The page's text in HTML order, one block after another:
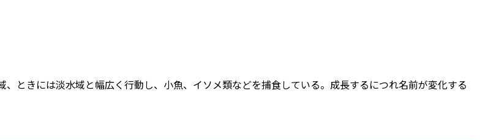
ときには淡水域と幅広く行動し、小魚、イソメ類などを捕食している。成長するにつれ名前が変化する